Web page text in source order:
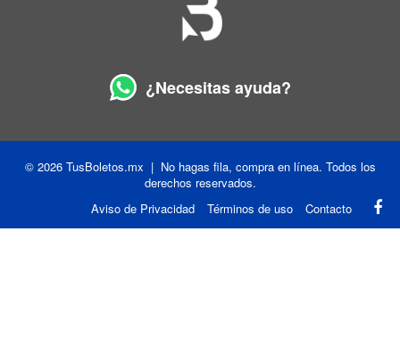
¿Necesitas ayuda?
© 2026 TusBoletos.mx | No hagas fila, compra en línea. Todos los
derechos reservados.
Aviso de Privacidad
Términos de uso Contacto